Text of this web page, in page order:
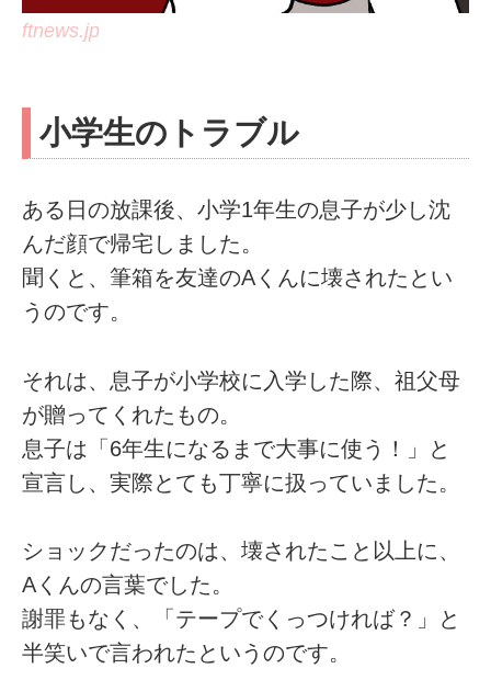
ftnews.jp
小学生のトラブル
ある日の放課後、小学1年生の息子が少し沈
んだ顔で帰宅しました。
聞くと、筆箱を友達のAくんに壊されたとい
うのです。
それは、息子が小学校に入学した際、祖父母
が贈ってくれたもの。
息子は「6年生になるまで大事に使う！」と
宣言し、実際とても丁寧に扱っていました。
ショックだったのは、壊されたこと以上に、
Aくんの言葉でした。
謝罪もなく、「テープでくっつければ？」と
半笑いで言われたというのです。